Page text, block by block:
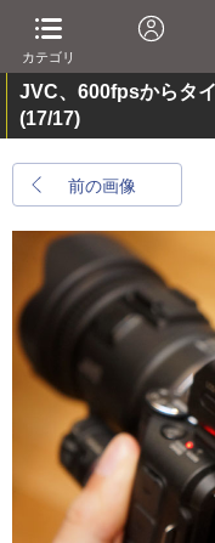
カテゴリ
JVC、600fpsからタ
(17/17)
前の画像